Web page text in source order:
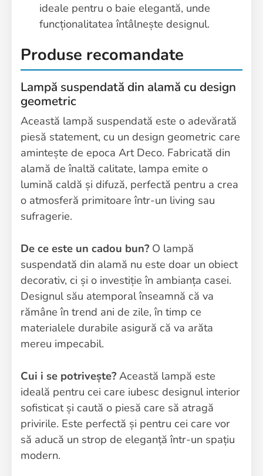
ideale pentru o baie elegantă, unde
funcționalitatea întâlnește designul.
Produse recomandate
Lampă suspendată din alamă cu design
geometric
Această lampă suspendată este o adevărată
piesă statement, cu un design geometric care
amintește de epoca Art Deco. Fabricată din
alamă de înaltă calitate, lampa emite o
lumină caldă și difuză, perfectă pentru a crea
o atmosferă primitoare într-un living sau
sufragerie.
De ce este un cadou bun? O lampă
suspendată din alamă nu este doar un obiect
decorativ, ci și o investiție în ambianța casei.
Designul său atemporal înseamnă că va
rămâne în trend ani de zile, în timp ce
materialele durabile asigură că va arăta
mereu impecabil.
Cui i se potrivește? Această lampă este
ideală pentru cei care iubesc designul interior
sofisticat și caută o piesă care să atragă
privirile. Este perfectă și pentru cei care vor
să aducă un strop de eleganță într-un spațiu
modern.